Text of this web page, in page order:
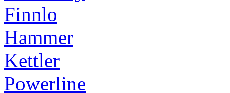
Finnlo
Hammer
Kettler
Powerline